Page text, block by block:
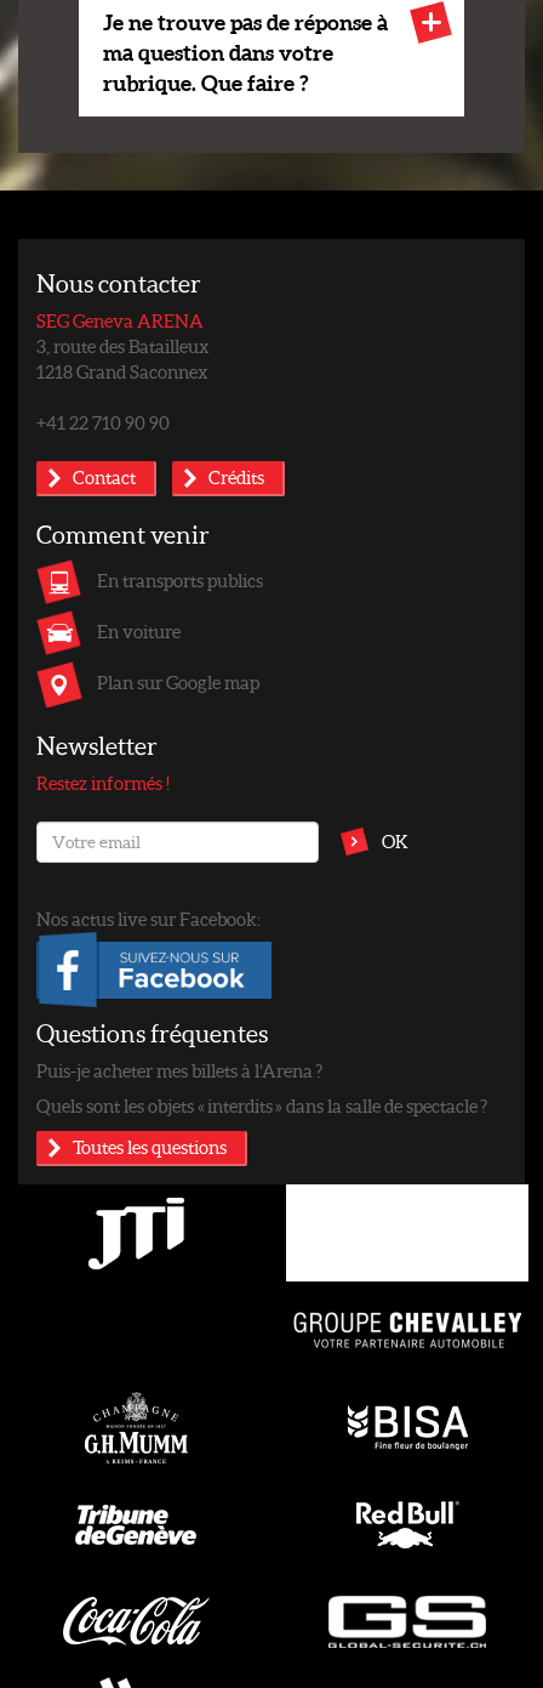
Je ne trouve pas de réponse à
ma question dans votre
rubrique. Que faire ?
Nous contacter
SEG Geneva ARENA
3, route des Batailleux
1218 Grand Saconnex
+41 22 710 90 90
Contact Crédits
Comment venir
En transports publics
En voiture
Plan sur Google map
Newsletter
Restez informés !
OK
Nos actus live sur Facebook:
Questions fréquentes
Puis-je acheter mes billets à l’Arena ?
Quels sont les objets « interdits » dans la salle de spectacle ?
Toutes les questions